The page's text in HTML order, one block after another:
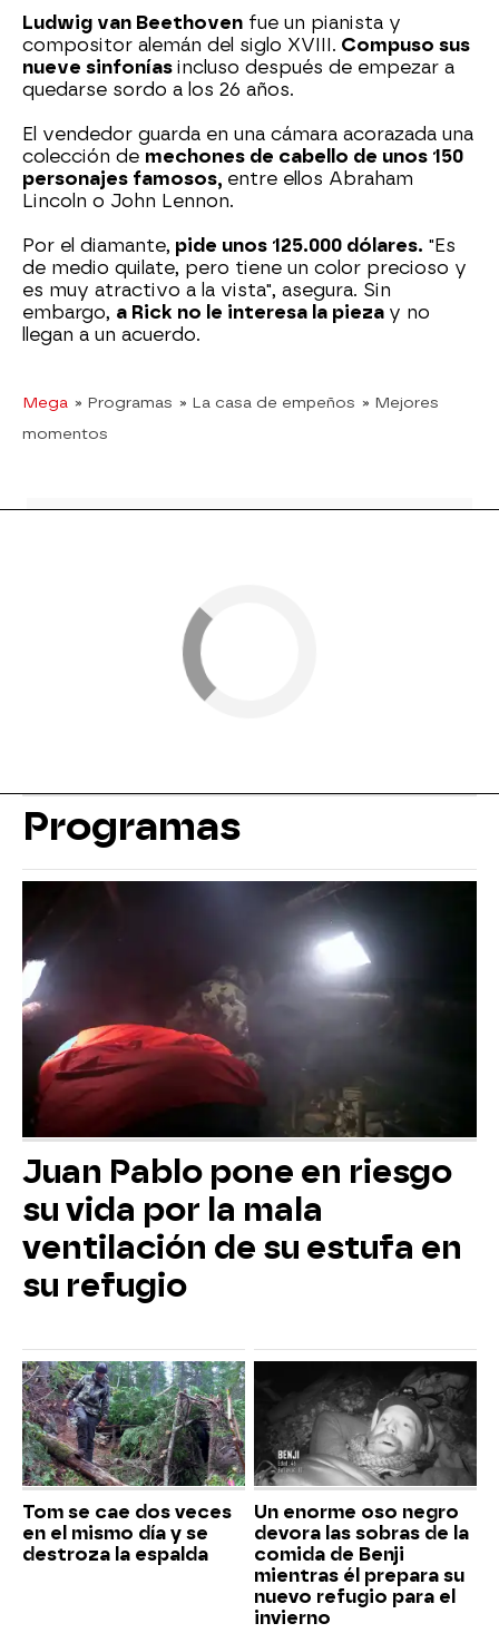
Ludwig van Beethoven fue un pianista y
compositor alemán del siglo XVIII. Compuso sus
nueve sinfonías incluso después de empezar a
quedarse sordo a los 26 años.
El vendedor guarda en una cámara acorazada una
colección de mechones de cabello de unos 150
personajes famosos, entre ellos Abraham
Lincoln o John Lennon.
Por el diamante, pide unos 125.000 dólares. "Es
de medio quilate, pero tiene un color precioso y
es muy atractivo a la vista", asegura. Sin
embargo, a Rick no le interesa la pieza y no
llegan a un acuerdo.
Mega » Programas » La casa de empeños » Mejores
momentos
Programas
Juan Pablo pone en riesgo
su vida por la mala
ventilación de su estufa en
su refugio
Tom se cae dos veces
en el mismo día y se
destroza la espalda
Un enorme oso negro
devora las sobras de la
comida de Benji
mientras él prepara su
nuevo refugio para el
invierno